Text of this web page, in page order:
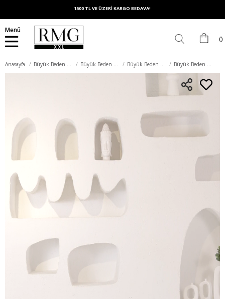
1500 TL VE ÜZERİ KARGO BEDAVA!
Menü
Anasayfa Büyük Beden Alt Giyim Büyük Beden Pantolon Büyük Beden Pamuk Pantolon Büyük Beden Bordo Pamuk Pantolon